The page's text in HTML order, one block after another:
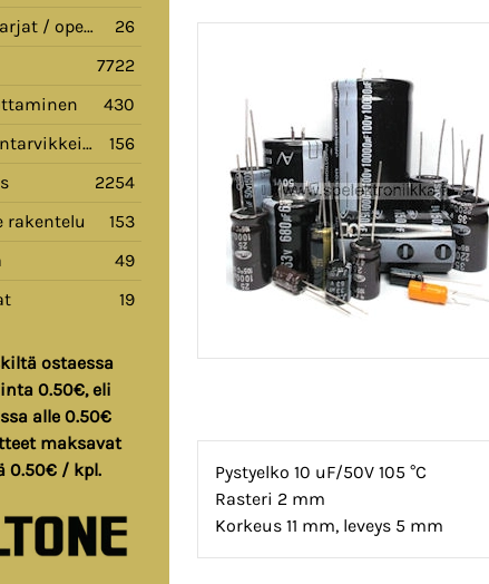
opetussarjat
26
7722
430
156
2254
rakentelu
153
49
19
ostaessa
0.50€, eli
alle 0.50€
maksavat
0.50€ / kpl.
Pystyelko 10 uF/50V 105 °C
Rasteri 2 mm
Korkeus 11 mm, leveys 5 mm